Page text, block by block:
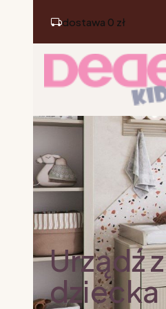
dostawa 0 zł
Urządź
dziecka